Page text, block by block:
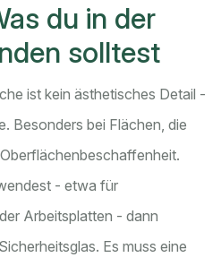
du in der
solltest
ist kein ästhetisches Detail -
Besonders bei Flächen, die
- etwa für
Arbeitsplatten - dann
Es muss eine